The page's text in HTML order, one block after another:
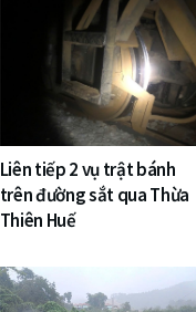
Liên tiếp 2 vụ trật bánh
trên đường sắt qua Thừa
Thiên Huế